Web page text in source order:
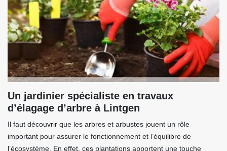
Un jardinier spécialiste en travaux
d’élagage d’arbre à Lintgen
Il faut découvrir que les arbres et arbustes jouent un rôle
important pour assurer le fonctionnement et l’équilibre de
l’écosystème. En effet, ces plantations apportent une touche